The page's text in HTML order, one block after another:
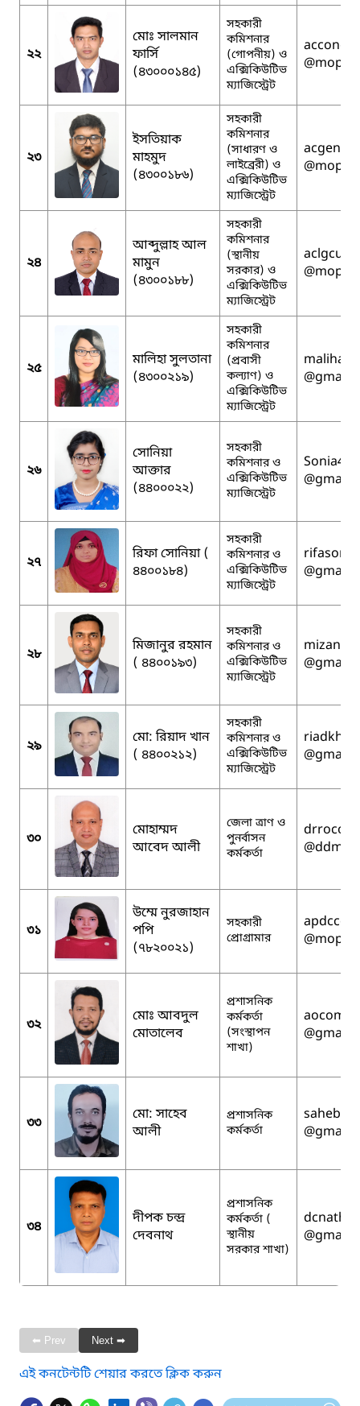
২২
মোঃ সালমান
ফার্সি
(৪৩০০০১৪৫)
সহকারী
কমিশনার
(গোপনীয়) ও
এক্সিকিউটিভ
ম্যাজিস্ট্রেট
২৩
ইসতিয়াক
মাহমুদ
(৪৩০০১৮৬)
সহকারী
কমিশনার
(সাধারণ ও
লাইব্রেরী) ও
এক্সিকিউটিভ
ম্যাজিস্ট্রেট
২৪
আব্দুল্লাহ আল
মামুন
(৪৩০০১৮৮)
সহকারী
কমিশনার
(স্থানীয়
সরকার) ও
এক্সিকিউটিভ
ম্যাজিস্ট্রেট
২৫
মালিহা সুলতানা
(৪৩০০২১৯)
সহকারী
কমিশনার
(প্রবাসী
কল্যাণ) ও
এক্সিকিউটিভ
ম্যাজিস্ট্রেট
২৬
সোনিয়া
আক্তার
(৪৪০০০২২)
সহকারী
কমিশনার ও
এক্সিকিউটিভ
ম্যাজিস্ট্রেট
২৭
রিফা সোনিয়া (
৪৪০০১৮৪)
সহকারী
কমিশনার ও
এক্সিকিউটিভ
ম্যাজিস্ট্রেট
২৮
মিজানুর রহমান
( ৪৪০০১৯৩)
সহকারী
কমিশনার ও
এক্সিকিউটিভ
ম্যাজিস্ট্রেট
২৯
মো: রিয়াদ খান
( ৪৪০০২১২)
সহকারী
কমিশনার ও
এক্সিকিউটিভ
ম্যাজিস্ট্রেট
৩০
মোহাম্মদ
আবেদ আলী
জেলা ত্রাণ ও
পুনর্বাসন
কর্মকর্তা
৩১
উম্মে নুরজাহান
পপি
(৭৮২০০২১)
সহকারী
প্রোগ্রামার
৩২
মোঃ আবদুল
মোতালেব
প্রশাসনিক
কর্মকর্তা
(সংস্থাপন
শাখা)
৩৩
মো: সাহেব
আলী
প্রশাসনিক
কর্মকর্তা
৩৪
দীপক চন্দ্র
দেবনাথ
প্রশাসনিক
কর্মকর্তা (
স্থানীয়
সরকার শাখা)
dcnath16
⬅ Prev Next ➡
এই কনটেন্টটি শেয়ার করতে ক্লিক করুন